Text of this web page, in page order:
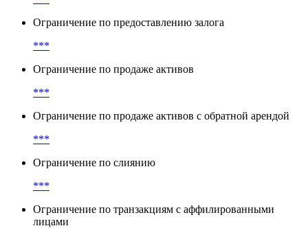
Ограничение по предоставлению залога
***
Ограничение по продаже активов
***
Ограничение по продаже активов с обратной арендой
***
Ограничение по слиянию
***
Ограничение по транзакциям с аффилированными
лицами